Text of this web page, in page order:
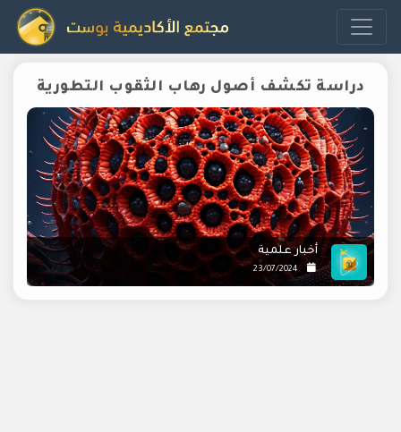
دراسة تكشف أصول رهاب الثقوب التطورية
أخبار علمية
23/07/2024